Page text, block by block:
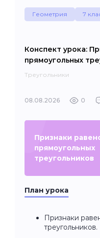
Геометрия 7
Конспект урока:
прямоугольных
Треугольники
08.08.2026 0
Признаки
прямоугольных
треугольников
План урока
Признаки
треугольников.